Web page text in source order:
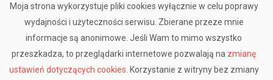
Moja strona wykorzystuje pliki cookies wyłącznie w celu poprawy
wydajności i użyteczności serwisu. Zbierane przeze mnie
informacje są anonimowe. Jeśli Wam to mimo wszystko
przeszkadza, to przeglądarki internetowe pozwalają na zmianę
ustawień dotyczących cookies . Korzystanie z witryny bez zmiany